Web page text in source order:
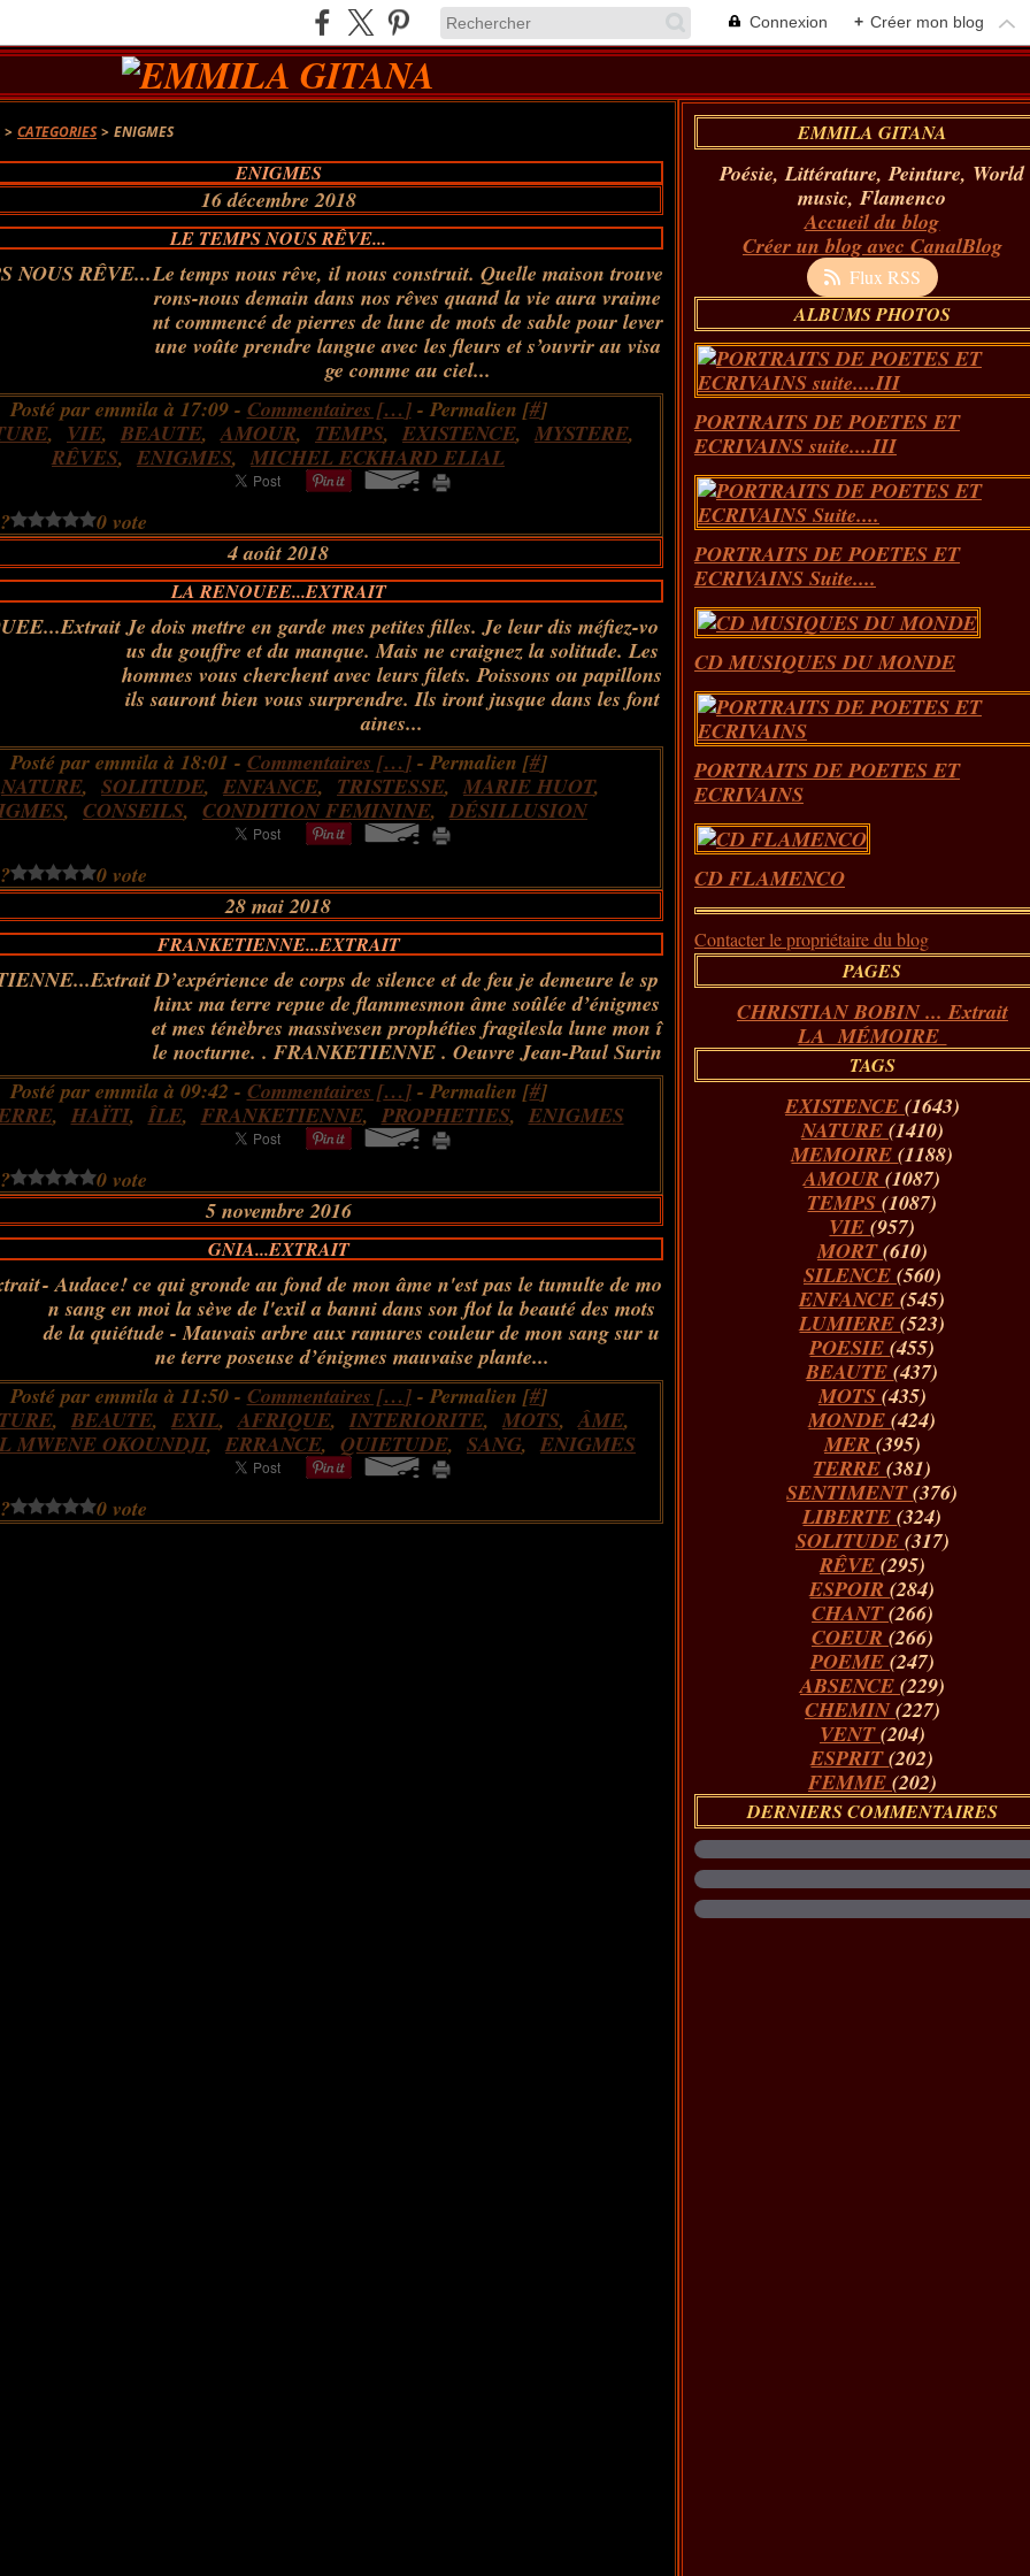
Connexion + Créer mon blog
> CATEGORIES > ENIGMES
ENIGMES
16 décembre 2018
LE TEMPS NOUS RÊVE...
Le temps nous rêve, il nous construit. Quelle maison trouve
rons-nous demain dans nos rêves quand la vie aura vraime
nt commencé de pierres de lune de mots de sable pour lever
une voûte prendre langue avec les fleurs et s’ouvrir au visa
ge comme au ciel...
Posté par emmila à 17:09 - Commentaires […]- Permalien [#]
, VIE, BEAUTE,AMOUR, TEMPS, EXISTENCE, MYSTERE,
RÊVES, ENIGMES, MICHEL ECKHARD ELIAL
0 vote
4 août 2018
LA RENOUEE...EXTRAIT
Je dois mettre en garde mes petites filles. Je leur dis méfiez-vo
us du gouffre et du manque. Mais ne craignez la solitude. Les
hommes vous cherchent avec leurs filets. Poissons ou papillons
ils sauront bien vous surprendre. Ils iront jusque dans les font
aines...
Posté par emmila à 18:01 - Commentaires […]- Permalien [#]
NATURE, SOLITUDE, ENFANCE, TRISTESSE, MARIE HUOT,
, CONSEILS, CONDITION FEMININE,DÉSILLUSION
0 vote
28 mai 2018
FRANKETIENNE...EXTRAIT
D’expérience de corps de silence et de feu je demeure le sp
hinx ma terre repue de flammesmon âme soûlée d’énigmes
et mes ténèbres massivesen prophéties fragilesla lune mon î
le nocturne. . FRANKETIENNE . Oeuvre Jean-Paul Surin
Posté par emmila à 09:42 - Commentaires […]- Permalien [#]
, HAÏTI,ÎLE, FRANKETIENNE, PROPHETIES, ENIGMES
0 vote
5 novembre 2016
GNIA...EXTRAIT
- Audace! ce qui gronde au fond de mon âme n'est pas le tumulte de mo
n sang en moi la sève de l'exil a banni dans son flot la beauté des mots
de la quiétude - Mauvais arbre aux ramures couleur de mon sang sur u
ne terre poseuse d’énigmes mauvaise plante...
Posté par emmila à 11:50 - Commentaires […]- Permalien [#]
, BEAUTE, EXIL,AFRIQUE,INTERIORITE, MOTS,ÂME,
MWENE OKOUNDJI, ERRANCE, QUIETUDE, SANG, ENIGMES
0 vote
EMMILA GITANA
Poésie, Littérature, Peinture, World
music, Flamenco
Accueil du blog
Créer un blog avec CanalBlog
Flux RSS
ALBUMS PHOTOS
PORTRAITS DE POETES ET
ECRIVAINS suite....III
PORTRAITS DE POETES ET
ECRIVAINS Suite....
CD MUSIQUES DU MONDE
PORTRAITS DE POETES ET
ECRIVAINS
CD FLAMENCO
Contacter le propriétaire du blog
PAGES
CHRISTIAN BOBIN ... Extrait
LA MÉMOIRE
TAGS
EXISTENCE (1643)
NATURE (1410)
MEMOIRE(1188)
AMOUR(1087)
TEMPS(1087)
VIE(957)
MORT(610)
SILENCE (560)
ENFANCE(545)
LUMIERE(523)
POESIE(455)
BEAUTE(437)
MOTS (435)
MONDE(424)
MER (395)
TERRE(381)
SENTIMENT(376)
LIBERTE(324)
SOLITUDE (317)
RÊVE (295)
ESPOIR(284)
CHANT(266)
COEUR (266)
POEME (247)
ABSENCE (229)
CHEMIN(227)
VENT(204)
ESPRIT(202)
FEMME (202)
DERNIERS COMMENTAIRES